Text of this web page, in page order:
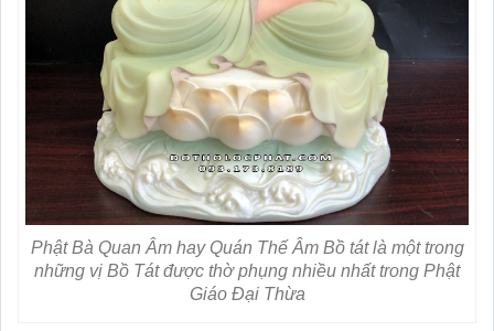
Phật Bà Quan Âm hay Quán Thế Âm Bồ tát là một trong
những vị Bồ Tát được thờ phụng nhiều nhất trong Phật
Giáo Đại Thừa